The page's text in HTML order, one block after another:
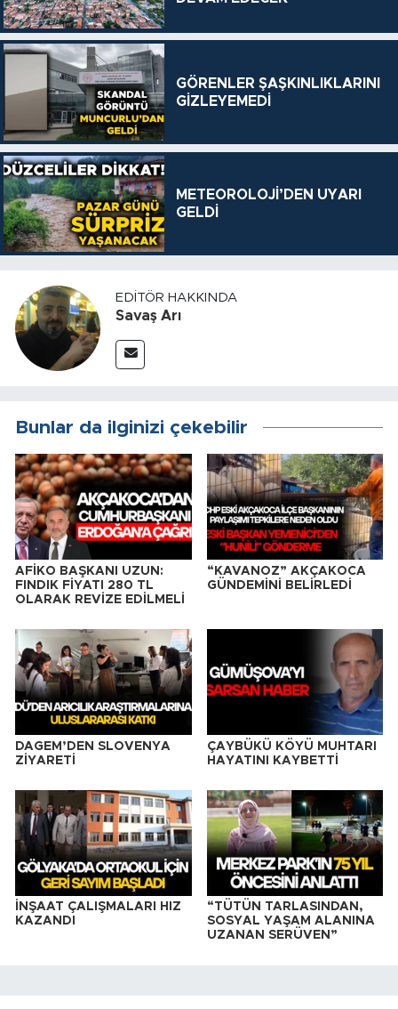
GÖRENLER ŞAŞKINLIKLARINI
GİZLEYEMEDİ
METEOROLOJİ’DEN UYARI
GELDİ
EDITÖR HAKKINDA
Savaş Arı
Bunlar da ilginizi çekebilir
AFİKO BAŞKANI UZUN:
FINDIK FİYATI 280 TL
OLARAK REVİZE EDİLMELİ
“KAVANOZ” AKÇAKOCA
GÜNDEMİNİ BELİRLEDİ
DAGEM’DEN SLOVENYA
ZİYARETİ
ÇAYBÜKÜ KÖYÜ MUHTARI
HAYATINI KAYBETTİ
İNŞAAT ÇALIŞMALARI HIZ
KAZANDI
“TÜTÜN TARLASINDAN,
SOSYAL YAŞAM ALANINA
UZANAN SERÜVEN”